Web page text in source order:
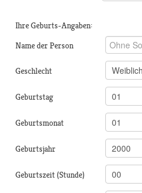
Ihre Geburts-Angaben:
Name der Person
Geschlecht
Geburtstag
Geburtsmonat
Geburtsjahr
Geburtszeit (Stunde)